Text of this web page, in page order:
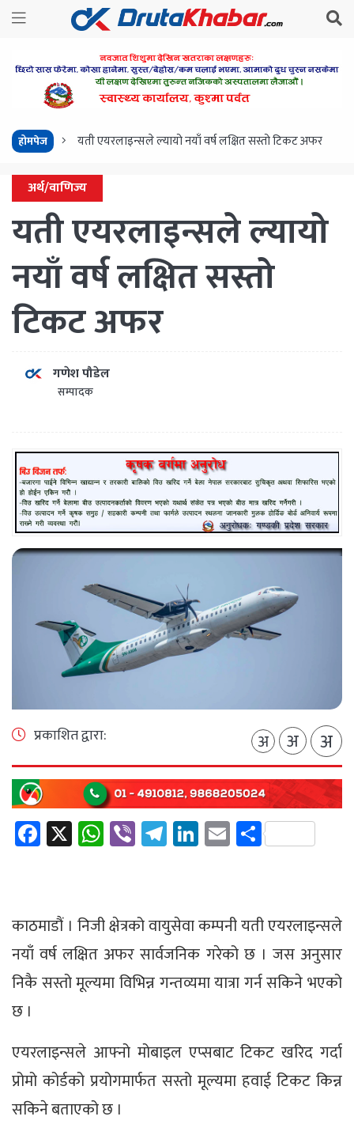
होमपेज यती एयरलाइन्सले ल्यायो नयाँ वर्ष लक्षित सस्तो टिकट अफर
अर्थ/वाणिज्य
यती एयरलाइन्सले ल्यायो
नयाँ वर्ष लक्षित सस्तो
टिकट अफर
गणेश पौडेल
सम्पादक
प्रकाशित द्वारा: अ अ अ
Facebook
X WhatsApp
ViberTelegram
LinkedIn
EmailShare
काठमाडौं । निजी क्षेत्रको वायुसेवा कम्पनी यती एयरलाइन्सले
नयाँ वर्ष लक्षित अफर सार्वजनिक गरेको छ । जस अनुसार
निकै सस्तो मूल्यमा विभिन्न गन्तव्यमा यात्रा गर्न सकिने भएको
छ ।
एयरलाइन्सले आफ्नो मोबाइल एप्सबाट टिकट खरिद गर्दा
प्रोमो कोर्डको प्रयोगमार्फत सस्तो मूल्यमा हवाई टिकट किन्न
सकिने बताएको छ ।